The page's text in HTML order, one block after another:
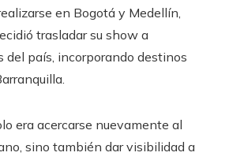
en Bogotá y Medellín,
trasladar su show a
del país, incorporando destinos
era acercarse nuevamente al
sino también dar visibilidad a